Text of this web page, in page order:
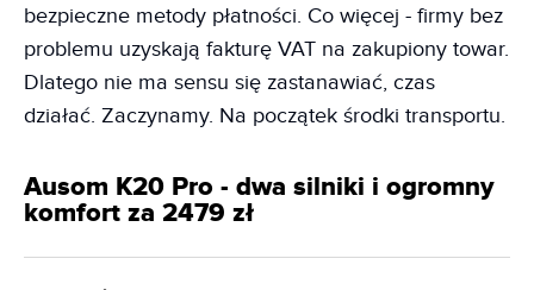
bezpieczne metody płatności. Co więcej - firmy bez
problemu uzyskają fakturę VAT na zakupiony towar.
Dlatego nie ma sensu się zastanawiać, czas
działać. Zaczynamy. Na początek środki transportu.
Ausom K20 Pro - dwa silniki i ogromny
komfort za 2479 zł